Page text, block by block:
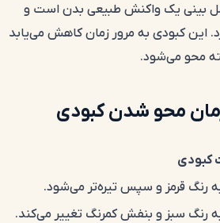
بینی یک واکنش طبیعی بدن است و
این کبودی به مرور زمان کاهش می‌یابد
محو می‌شود.
محو شدن کبودی
کبودی
رنگ قرمز و سپس تیره‌تر می‌شود.
رنگ سبز و بنفش کمرنگ تغییر می‌کند.